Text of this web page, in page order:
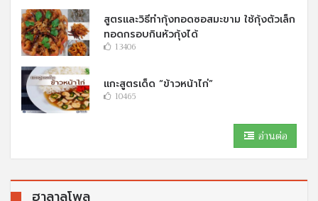
สูตรและวิธีทำกุ้งทอดซอสมะขาม ใช้กุ้งตัวเล็ก
ทอดกรอบกินหัวกุ้งได้
13406
แกะสูตรเด็ด “ข้าวหน้าไก่”
10465
อ่านต่อ
ฮาลาลโพล